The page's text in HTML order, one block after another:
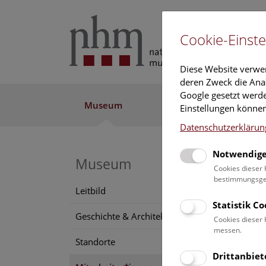
Museum Ausstellung
Museum
Leitbild
Geschichte & Architektur
Standorte
Cookie-
Diese Website
deren Zweck die
Google gesetzt
Einstellungen
Cookies dieser
Statistik
Cookies dieser
messen.